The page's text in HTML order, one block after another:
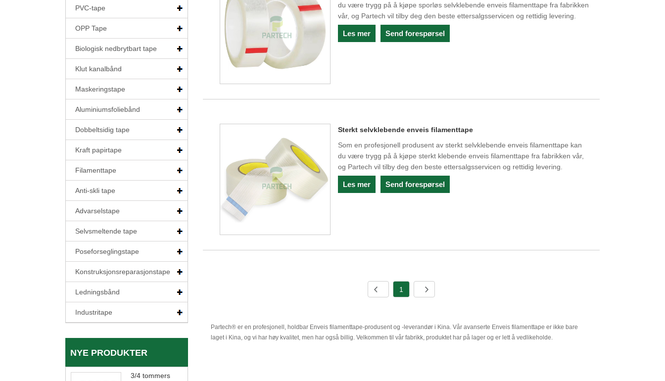
PVC-tape
OPP Tape
Biologisk nedbrytbart tape
Klut kanalbånd
Maskeringstape
Aluminiumsfoliebånd
Dobbeltsidig tape
Kraft papirtape
Filamenttape
Anti-skli tape
Advarselstape
Selvsmeltende tape
Poseforseglingstape
Konstruksjonsreparasjonstape
Ledningsbånd
Industritape
NYE PRODUKTER
3/4 tommers
du være trygg på å kjøpe sporløs selvklebende enveis filamenttape fra fabrikken
vår, og Partech vil tilby deg den beste ettersalgsservicen og rettidig levering.
Les mer Send forespørsel
Sterkt selvklebende enveis filamenttape
Som en profesjonell produsent av sterkt selvklebende enveis filamenttape kan
du være trygg på å kjøpe sterkt klebende enveis filamenttape fra fabrikken vår,
og Partech vil tilby deg den beste ettersalgsservicen og rettidig levering.
Les mer Send forespørsel
1
Partech® er en profesjonell, holdbar Enveis filamenttape-produsent og -leverandør i Kina. Vår avanserte Enveis filamenttape er ikke bare
laget i Kina, og vi har høy kvalitet, men har også billig. Velkommen til vår fabrikk, produktet har på lager og er lett å vedlikeholde.